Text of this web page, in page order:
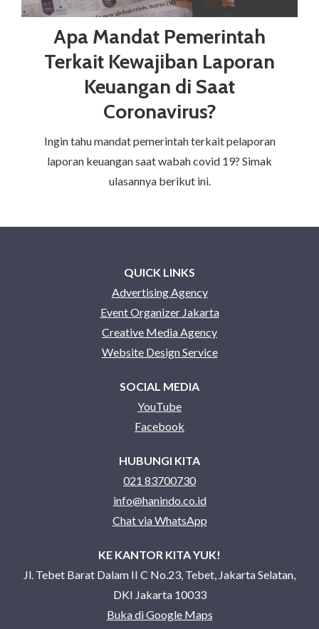
Apa Mandat Pemerintah
Terkait Kewajiban Laporan
Keuangan di Saat
Coronavirus?
Ingin tahu mandat pemerintah terkait pelaporan
laporan keuangan saat wabah covid 19? Simak
ulasannya berikut ini.
QUICK LINKS
Advertising Agency
Event Organizer Jakarta
Creative Media Agency
Website Design Service
SOCIAL MEDIA
YouTube
Facebook
HUBUNGI KITA
021 83700730
info@hanindo.co.id
Chat via WhatsApp
KE KANTOR KITA YUK!
Jl. Tebet Barat Dalam II C No.23, Tebet, Jakarta Selatan,
DKI Jakarta 10033
Buka di Google Maps